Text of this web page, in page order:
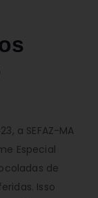
a SEFAZ-MA
Especial
de
Isso